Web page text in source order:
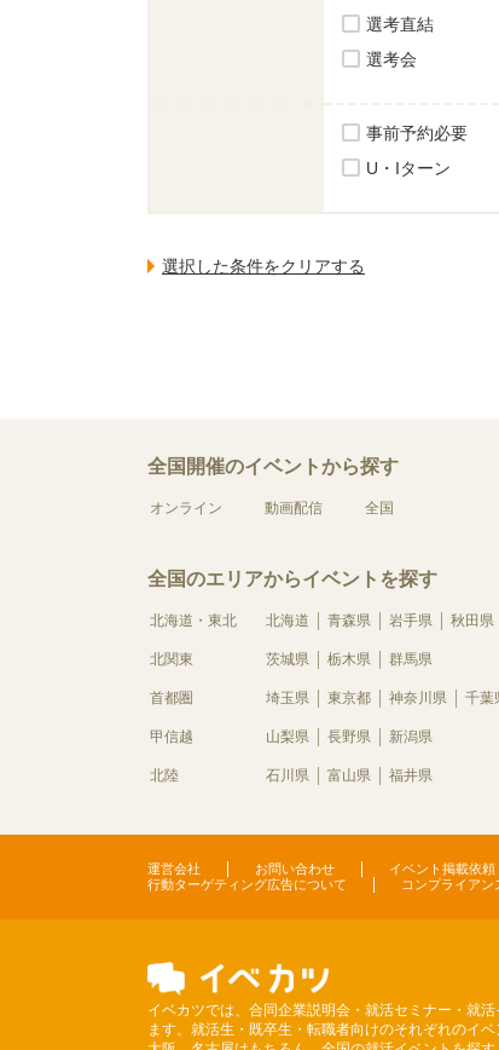
選考直結
選考会
事前予約必要
U・Iターン
全国開催のイベントから探す
オンライン 動画配信 全国
全国のエリアからイベントを探す
北海道・東北 北海道 青森県 岩手県 秋田県
北関東 茨城県 栃木県 群馬県
首都圏 埼玉県 東京都 神奈川県 千葉
甲信越 山梨県 長野県 新潟県
北陸 石川県 富山県 福井県
運営会社 お問い合わせ イベント掲載依頼
行動ターゲティング広告について
コンプライアン
イベカツでは、合同企業説明会・就活セミナー・就
ます。就活生・既卒生・転職者向けのそれぞれのイ